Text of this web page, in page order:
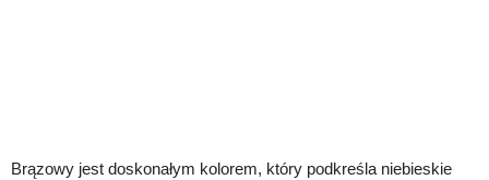
Brązowy jest doskonałym kolorem, który podkreśla niebieskie